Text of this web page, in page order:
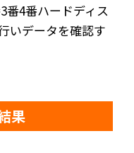
番4番ハードディス
いデータを確認す
果